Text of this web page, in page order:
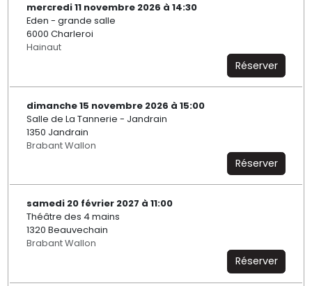
mercredi 11 novembre 2026 à 14:30
Eden - grande salle
6000 Charleroi
Hainaut
Réserver
dimanche 15 novembre 2026 à 15:00
Salle de La Tannerie - Jandrain
1350 Jandrain
Brabant Wallon
Réserver
samedi 20 février 2027 à 11:00
Théâtre des 4 mains
1320 Beauvechain
Brabant Wallon
Réserver